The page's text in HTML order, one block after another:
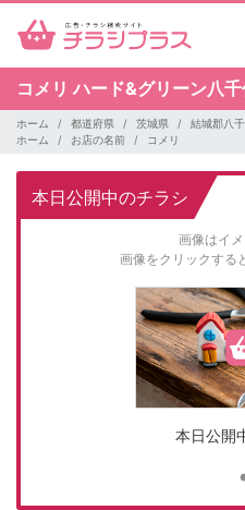
コメリハード&グリーン八
ホーム 都道府県 茨城県
結城郡八
ホーム
お店の名前 コメリ
本日公開中のチラシ
画像はイメ
画像をクリックする
本日公開